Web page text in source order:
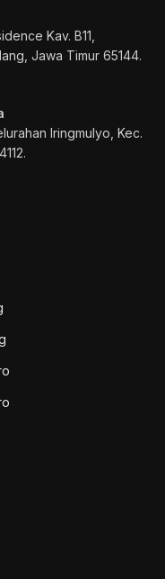
Kav. B11,
Jawa Timur 65144.
Iringmulyo, Kec.